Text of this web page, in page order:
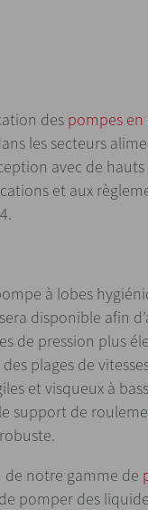
des pompes en
les secteurs
avec de
et aux
à lobes
disponible afin
de pression plus
plages de
et visqueux à
support de
de notre gamme de
pomper des